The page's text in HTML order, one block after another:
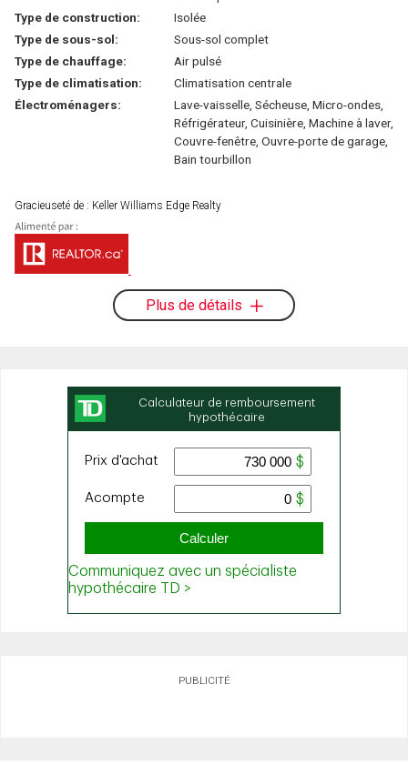
Type de construction:
Isolée
Type de sous-sol:
Sous-sol complet
Type de chauffage:
Air pulsé
Type de climatisation:
Climatisation centrale
Électroménagers:
Lave-vaisselle, Sécheuse, Micro-ondes,
Réfrigérateur, Cuisinière, Machine à laver,
Couvre-fenêtre, Ouvre-porte de garage,
Bain tourbillon
Gracieuseté de : Keller Williams Edge Realty
Plus de détails
PUBLICITÉ